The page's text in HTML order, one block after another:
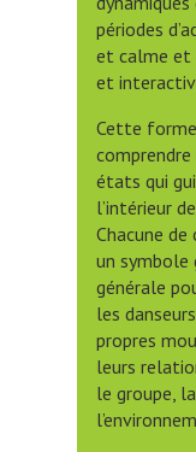
périodes
et calme et
et
Cette
états qui
l’intérieur
Chacune
un symbole
générale
les
propres
leurs
le groupe,